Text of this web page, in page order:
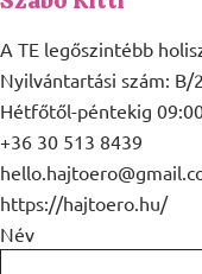
A TE legőszintébb
Nyilvántartási szám:
Hétfőtől-péntekig
+36 30 513 8439
https://hajtoero.hu/
Név